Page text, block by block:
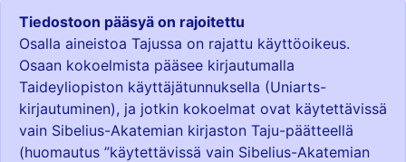
Tiedostoon pääsyä on rajoitettu
Osalla aineistoa Tajussa on rajattu käyttöoikeus.
Osaan kokoelmista pääsee kirjautumalla
Taideyliopiston käyttäjätunnuksella (Uniarts-
kirjautuminen), ja jotkin kokoelmat ovat käytettävissä
vain Sibelius-Akatemian kirjaston Taju-päätteellä
(huomautus ”käytettävissä vain Sibelius-Akatemian